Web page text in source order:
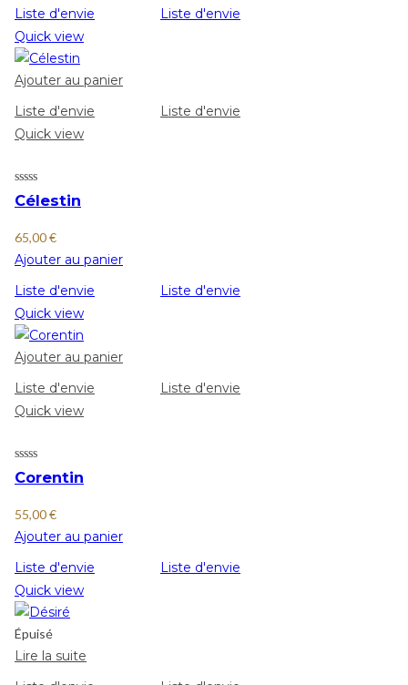
Liste d'envie
Liste d'envie
Quick view
Ajouter au panier
Liste d'envie
Liste d'envie
Quick view
Célestin
65,00€
Ajouter au panier
Liste d'envie
Liste d'envie
Quick view
Ajouter au panier
Liste d'envie
Liste d'envie
Quick view
Corentin
55,00€
Ajouter au panier
Liste d'envie
Liste d'envie
Quick view
Épuisé
Lire la suite